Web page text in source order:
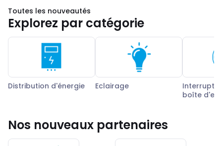
Toutes les nouveautés
Explorez par catégorie
Distribution d'énergie Eclairage
boîte
Nos nouveaux partenaires